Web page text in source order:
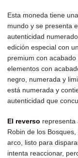
Esta moneda tiene
mundo y se presenta
autenticidad
edición especial con
premium con
elementos con
negro, numerada y
está numerada y
autenticidad que
El reverso representa
Robin de los
arco, listo para
intenta reaccionar,